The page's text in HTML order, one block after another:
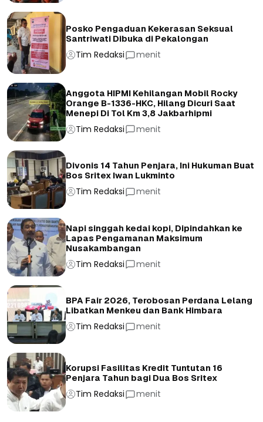
Posko Pengaduan Kekerasan Seksual
Santriwati Dibuka di Pekalongan
Tim Redaksi menit
Anggota HIPMI Kehilangan Mobil Rocky
Orange B-1336-HKC, Hilang Dicuri Saat
Menepi Di Tol Km 3,8 Jakbarhipmi
Tim Redaksi menit
Divonis 14 Tahun Penjara, Ini Hukuman Buat
Bos Sritex Iwan Lukminto
Tim Redaksi menit
Napi singgah kedai kopi, Dipindahkan ke
Lapas Pengamanan Maksimum
Nusakambangan
Tim Redaksi menit
BPA Fair 2026, Terobosan Perdana Lelang
Libatkan Menkeu dan Bank Himbara
Tim Redaksi menit
Korupsi Fasilitas Kredit Tuntutan 16
Penjara Tahun bagi Dua Bos Sritex
Tim Redaksi menit